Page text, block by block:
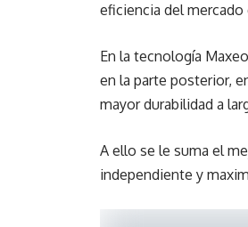
eficiencia del
En la tecnología
en la parte posterior,
mayor durabilidad a
A ello se le suma el
independiente y